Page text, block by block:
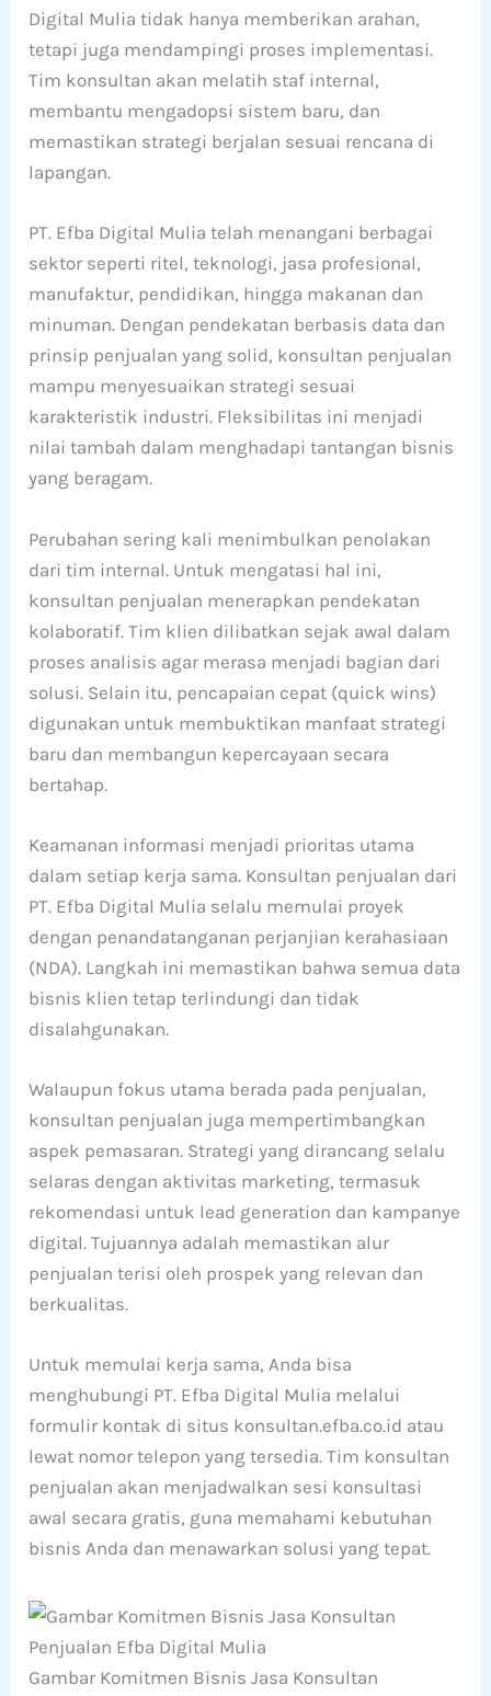
Digital Mulia tidak hanya memberikan arahan,
tetapi juga mendampingi proses implementasi.
Tim konsultan akan melatih staf internal,
membantu mengadopsi sistem baru, dan
memastikan strategi berjalan sesuai rencana di
lapangan.
PT. Efba Digital Mulia telah menangani berbagai
sektor seperti ritel, teknologi, jasa profesional,
manufaktur, pendidikan, hingga makanan dan
minuman. Dengan pendekatan berbasis data dan
prinsip penjualan yang solid, konsultan penjualan
mampu menyesuaikan strategi sesuai
karakteristik industri. Fleksibilitas ini menjadi
nilai tambah dalam menghadapi tantangan bisnis
yang beragam.
Perubahan sering kali menimbulkan penolakan
dari tim internal. Untuk mengatasi hal ini,
konsultan penjualan menerapkan pendekatan
kolaboratif. Tim klien dilibatkan sejak awal dalam
proses analisis agar merasa menjadi bagian dari
solusi. Selain itu, pencapaian cepat (quick wins)
digunakan untuk membuktikan manfaat strategi
baru dan membangun kepercayaan secara
bertahap.
Keamanan informasi menjadi prioritas utama
dalam setiap kerja sama. Konsultan penjualan dari
PT. Efba Digital Mulia selalu memulai proyek
dengan penandatanganan perjanjian kerahasiaan
(NDA). Langkah ini memastikan bahwa semua data
bisnis klien tetap terlindungi dan tidak
disalahgunakan.
Walaupun fokus utama berada pada penjualan,
konsultan penjualan juga mempertimbangkan
aspek pemasaran. Strategi yang dirancang selalu
selaras dengan aktivitas marketing, termasuk
rekomendasi untuk lead generation dan kampanye
digital. Tujuannya adalah memastikan alur
penjualan terisi oleh prospek yang relevan dan
berkualitas.
Untuk memulai kerja sama, Anda bisa
menghubungi PT. Efba Digital Mulia melalui
formulir kontak di situs konsultan.efba.co.id atau
lewat nomor telepon yang tersedia. Tim konsultan
penjualan akan menjadwalkan sesi konsultasi
awal secara gratis, guna memahami kebutuhan
bisnis Anda dan menawarkan solusi yang tepat.
Gambar Komitmen Bisnis Jasa Konsultan